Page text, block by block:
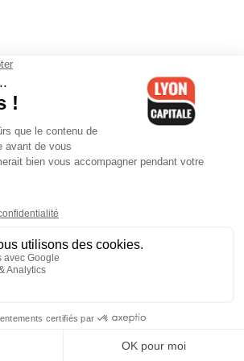
-Mentions légales-CGV-Politique de
des cookies
Cedex 06